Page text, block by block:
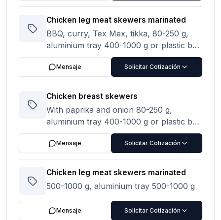
Chicken leg meat skewers marinated
BBQ, curry, Tex Mex, tikka, 80-250 g,
aluminium tray 400-1000 g or plastic bag
1/2/5 kg
Mensaje Solicitar Cotización
Chicken breast skewers
With paprika and onion 80-250 g,
aluminium tray 400-1000 g or plastic bag
1/2/5 kg
Mensaje Solicitar Cotización
Chicken leg meat skewers marinated
500-1000 g, aluminium tray 500-1000 g
Mensaje Solicitar Cotización